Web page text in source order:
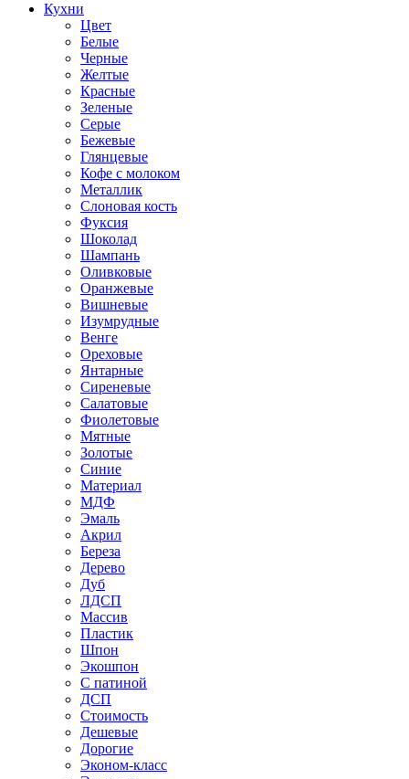
Кухни
Цвет
Белые
Черные
Желтые
Красные
Зеленые
Серые
Бежевые
Глянцевые
Кофе с молоком
Металлик
Слоновая кость
Фуксия
Шоколад
Шампань
Оливковые
Оранжевые
Вишневые
Изумрудные
Венге
Ореховые
Янтарные
Сиреневые
Салатовые
Фиолетовые
Мятные
Золотые
Синие
Материал
МДФ
Эмаль
Акрил
Береза
Дерево
Дуб
ЛДСП
Массив
Пластик
Шпон
Экошпон
С патиной
ДСП
Стоимость
Дешевые
Дорогие
Эконом-класс